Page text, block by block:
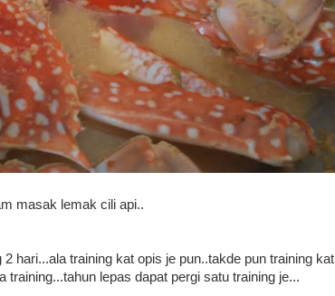
masak lemak cili api..
hari...ala training kat opis je pun..takde pun training kat
training...tahun lepas dapat pergi satu training je...